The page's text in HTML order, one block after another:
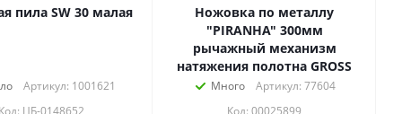
пила SW 30 малая
Артикул: 1001621
ЦБ-0148652
Ножовка по металлу
"PIRANHA" 300мм
рычажный механизм
натяжения полотна GROSS
Много
Артикул: 77604
Код: 00025899